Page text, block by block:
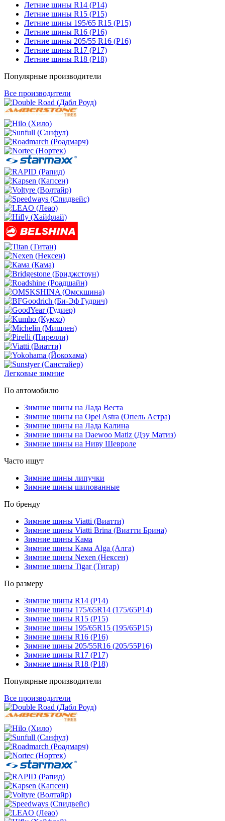
Летние шины R14 (Р14)
Летние шины R15 (Р15)
Летние шины 195/65 R15 (Р15)
Летние шины R16 (Р16)
Летние шины 205/55 R16 (Р16)
Летние шины R17 (Р17)
Летние шины R18 (Р18)
Популярные производители
Все производители
Легковые зимние
По автомобилю
Зимние шины на Лада Веста
Зимние шины на Opel Astra (Опель Астра)
Зимние шины на Лада Калина
Зимние шины на Daewoo Matiz (Дэу Матиз)
Зимние шины на Ниву Шевроле
Часто ищут
Зимние шины липучки
Зимние шины шипованные
По бренду
Зимние шины Viatti (Виатти)
Зимние шины Viatti Brina (Виатти Брина)
Зимние шины Кама
Зимние шины Кама Alga (Алга)
Зимние шины Nexen (Нексен)
Зимние шины Tigar (Тигар)
По размеру
Зимние шины R14 (Р14)
Зимние шины 175/65R14 (175/65Р14)
Зимние шины R15 (Р15)
Зимние шины 195/65R15 (195/65Р15)
Зимние шины R16 (Р16)
Зимние шины 205/55R16 (205/55Р16)
Зимние шины R17 (Р17)
Зимние шины R18 (Р18)
Популярные производители
Все производители